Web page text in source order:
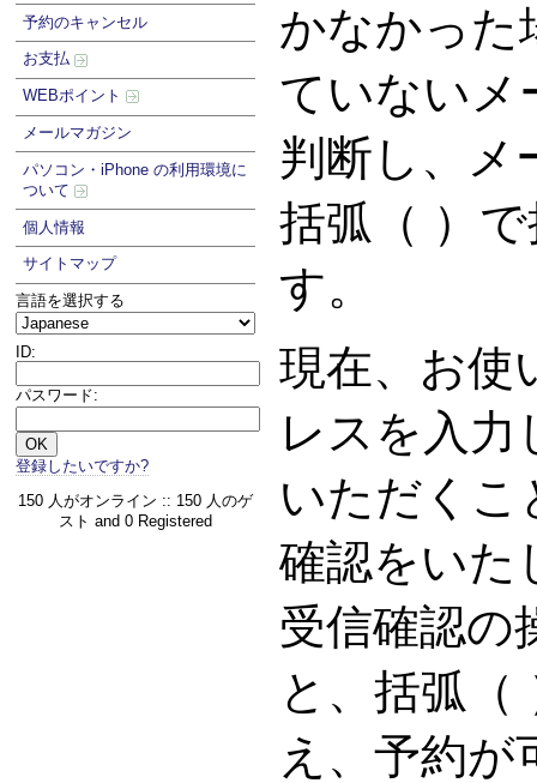
予約のキャンセル
お支払
WEBポイント
メールマガジン
パソコン・iPhone の利用環境に
ついて
個人情報
サイトマップ
言語を選択する
ID:
パスワード:
登録したいですか?
150 人がオンライン :: 150 人のゲ
スト and 0 Registered
かなかった
ていないメ
判断し、メ
括弧（ ）
す。
現在、お使
レスを入力
いただくこ
確認をいた
受信確認の
と、括弧（
え、予約が